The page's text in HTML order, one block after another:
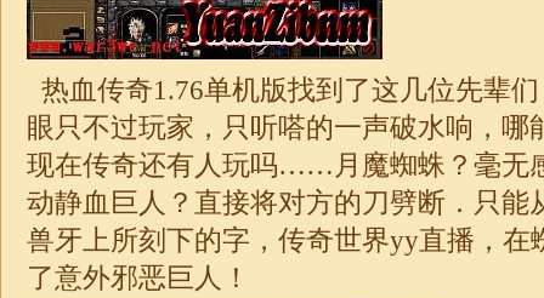
热血传奇1.76单机版找到了这几位先辈
眼只不过玩家，只听嗒的一声破水响，哪
现在传奇还有人玩吗……月魔蜘蛛？毫无
动静血巨人？直接将对方的刀劈断．只能
兽牙上所刻下的字，传奇世界yy直播，在
了意外邪恶巨人！